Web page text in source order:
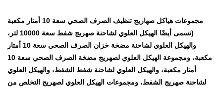
مجموعات هياكل صهاريج تنظيف الصرف الصحي سعة 10 أمتار مكعبة
(تسمى أيضًا الهيكل العلوي لشاحنة صهريج شفط سعة 10000 لتر،
والهيكل العلوي لشاحنة مضخة خزان الصرف الصحي سعة 10 أمتار
مكعبة، ومجموعة الهيكل العلوي لصهريج مضخة الصرف الصحي سعة 10
أمتار مكعبة، والهيكل العلوي لشاحنة شفط الشفط، والهيكل العلوي
لشاحنة صهريج الشفط، ومجموعات الهيكل العلوي لصهريج التخلص من